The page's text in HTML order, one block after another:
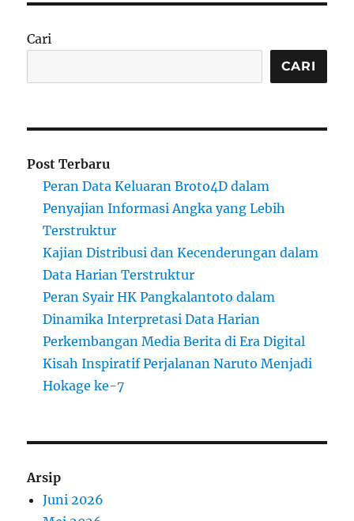
Cari
CARI
Post Terbaru
Peran Data Keluaran Broto4D dalam
Penyajian Informasi Angka yang Lebih
Terstruktur
Kajian Distribusi dan Kecenderungan dalam
Data Harian Terstruktur
Peran Syair HK Pangkalantoto dalam
Dinamika Interpretasi Data Harian
Perkembangan Media Berita di Era Digital
Kisah Inspiratif Perjalanan Naruto Menjadi
Hokage ke-7
Arsip
Juni 2026